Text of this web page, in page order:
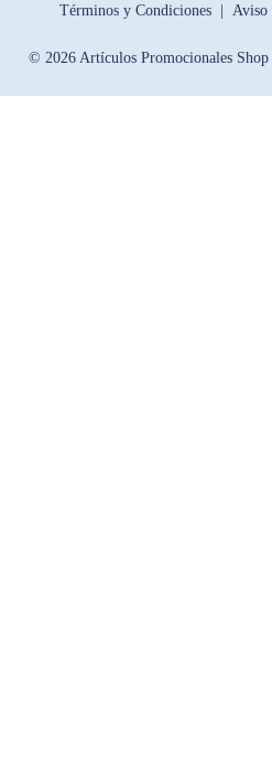
Términos y Condiciones |
© 2026 Artículos Promocionales Shop